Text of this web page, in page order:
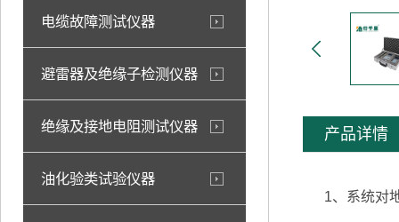
电缆故障测试仪器
避雷器及绝缘子检测仪器
绝缘及接地电阻测试仪器
油化验类试验仪器
产品详情
1、系统对地